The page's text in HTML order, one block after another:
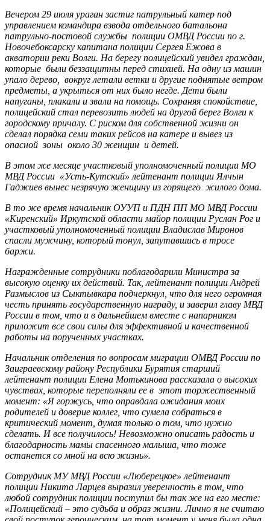
Вечером 29 июля ураган застиг патрульный катер под
управлением командира взвода отдельного батальона
патрульно-постовой службы полиции ОМВД России по г.
Новочебоксарску капитана полиции Сергея Ежова в
акватории реки Волги. На берегу полицейский увидел граждан,
которые были беззащитны перед стихией. На одну из машин
упало дерево, вокруг летали ветки и другие поднятые ветром
предметы, а укрыться от них было негде. Дети были
напуганы, плакали и звали на помощь. Сохраняя спокойствие,
полицейский стал перевозить людей на другой берег Волги к
городскому причалу. С риском для собственной жизни он
сделал порядка семи таких рейсов на катере и вывез из
опасной зоны около 30 женщин и детей.
В этом же месяце участковый уполномоченный полиции МО
МВД России «Усть-Кутский» лейтенант полиции Ялчын
Гаджиев вынес незрячую женщину из горящего жилого дома.
В то же время начальник ОУУП и ПДН ПП МО МВД России
«Киренский» Иркутской области майор полиции Руслан Рог и
участковый уполномоченный полиции Владислав Миронов
спасли мужчину, который тонул, запутавшись в тросе
баржи.
Награжденные сотрудники поблагодарили Министра за
высокую оценку их действий. Так, лейтенант полиции Андрей
Размыслов из Сыктывкара подчеркнул, что для него огромная
честь принять государственную награду, и заверил главу МВД
России в том, что и в дальнейшем вместе с напарником
приложит все свои силы для эффективной и качественной
работы на порученных участках.
Начальник отделения по вопросам миграции ОМВД России по
Заиграевскому району Республики Бурятия старший
лейтенант полиции Елена Мотькинова рассказала о высоких
чувствах, которые переполняли ее в этот торжественный
момент: «Я горжусь, что оправдала ожидания моих
родителей и доверие коллег, что сумела собраться в
критический момент, думая только о том, что нужно
сделать. И все получилось! Невозможно описать радость и
благодарность мамы спасенного малыша, что тоже
останется со мной на всю жизнь».
Сотрудник МУ МВД России «Люберецкое» лейтенант
полиции Никита Ларцев выразил уверенность в том, что
любой сотрудник полиции поступил бы так же на его месте:
«Полицейский – это судьба и образ жизни. Лично я не считаю